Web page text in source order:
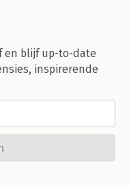
en blijf up-to-date
inspirerende